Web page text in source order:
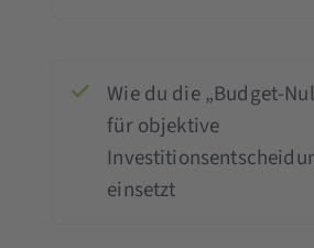
Wie du die „Budget-
für objektive
einsetzt